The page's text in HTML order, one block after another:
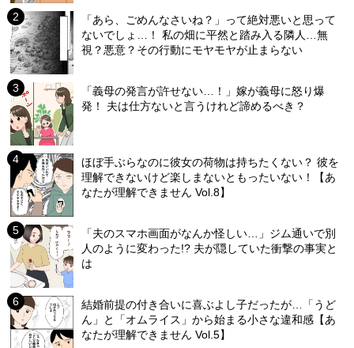
「あら、ごめんなさいね？」って絶対悪いと思って
ないでしょ…！ 私の畑に平然と踏み入る隣人…無
視？悪意？その行動にモヤモヤが止まらない
「義母の発言が許せない…！」嫁が義母に怒り爆
発！ 夫は仕方ないと言うけれど諦めるべき？
ほぼ手ぶらなのに彼女の荷物は持ちたくない？ 彼を
理解できないけど楽しまないともったいない！【あ
なたが理解できません Vol.8】
「夫のスマホ画面がなんか怪しい…」ジム通いで別
人のように変わった!? 夫が隠していた衝撃の事実と
は
結婚前提の付き合いに喜ぶよし子だったが…「うど
ん」と「オムライス」から始まる小さな違和感【あ
なたが理解できません Vol.5】